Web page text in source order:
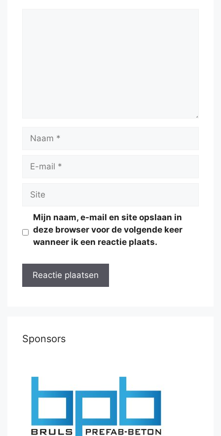
Naam
Site
Mijn naam, e-mail en site opslaan in
deze browser voor de volgende keer
wanneer ik een reactie plaats.
Sponsors